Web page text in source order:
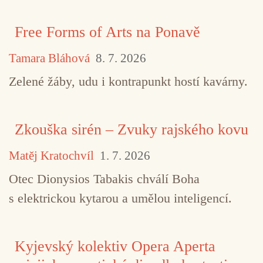
Free Forms of Arts na Ponavě
Tamara Bláhová 8. 7. 2026
Zelené žáby, udu i kontrapunkt hostí kavárny.
Zkouška sirén – Zvuky rajského kovu
Matěj Kratochvíl 1. 7. 2026
Otec Dionysios Tabakis chválí Boha
s elektrickou kytarou a umělou inteligencí.
Kyjevský kolektiv Opera Aperta